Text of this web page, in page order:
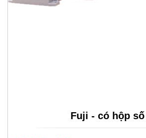
Fuji - có hộp số